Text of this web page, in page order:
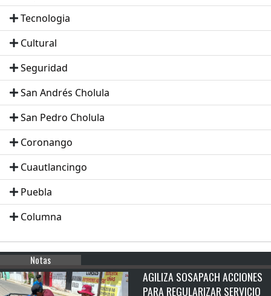
Tecnologia
Cultural
Seguridad
San Andrés Cholula
San Pedro Cholula
Coronango
Cuautlancingo
Puebla
Columna
Notas
AGILIZA SOSAPACH ACCIONES
PARA REGULARIZAR SERVICIO